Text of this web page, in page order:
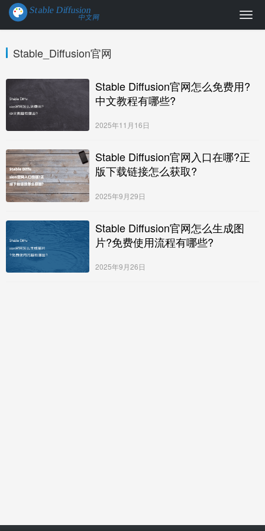
Stable_Diffusion官网
Stable Diffusion官网怎么免费用?
中文教程有哪些?
2025年11月16日
Stable Diffusion官网入口在哪?正
版下载链接怎么获取?
2025年9月29日
Stable Diffusion官网怎么生成图
片?免费使用流程有哪些?
2025年9月26日